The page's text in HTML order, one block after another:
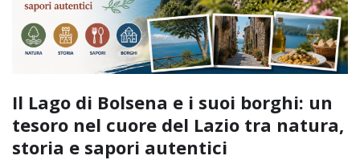
Il Lago di Bolsena e i suoi borghi: un
tesoro nel cuore del Lazio tra natura,
storia e sapori autentici